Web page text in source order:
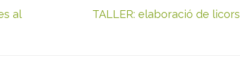
al
TALLER: elaboració de licors